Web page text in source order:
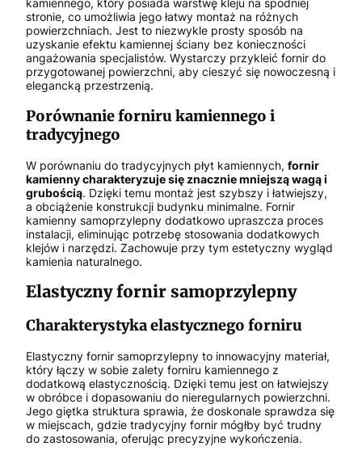
stronie, co umożliwia jego łatwy montaż na różnych
powierzchniach. Jest to niezwykle prosty sposób na
uzyskanie efektu kamiennej ściany bez konieczności
angażowania specjalistów. Wystarczy przykleić fornir do
przygotowanej powierzchni, aby cieszyć się nowoczesną i
elegancką przestrzenią.
Porównanie forniru kamiennego i
tradycyjnego
W porównaniu do tradycyjnych płyt kamiennych, fornir
kamienny charakteryzuje się znacznie mniejszą wagą i
grubością. Dzięki temu montaż jest szybszy i łatwiejszy,
a obciążenie konstrukcji budynku minimalne. Fornir
kamienny samoprzylepny dodatkowo upraszcza proces
instalacji, eliminując potrzebę stosowania dodatkowych
klejów i narzędzi. Zachowuje przy tym estetyczny wygląd
kamienia naturalnego.
Elastyczny fornir samoprzylepny
Charakterystyka elastycznego forniru
Elastyczny fornir samoprzylepny to innowacyjny materiał,
który łączy w sobie zalety forniru kamiennego z
dodatkową elastycznością. Dzięki temu jest on łatwiejszy
w obróbce i dopasowaniu do nieregularnych powierzchni.
Jego giętka struktura sprawia, że doskonale sprawdza się
w miejscach, gdzie tradycyjny fornir mógłby być trudny
do zastosowania, oferując precyzyjne wykończenia.